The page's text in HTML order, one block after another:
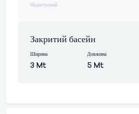
Недоступний
Закритий басейн
Ширина
3 Mt
Довжина
5 Mt